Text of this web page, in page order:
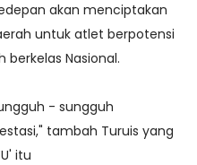
akan menciptakan
untuk atlet berpotensi
Nasional.
- sungguh
tambah Turuis yang
itu